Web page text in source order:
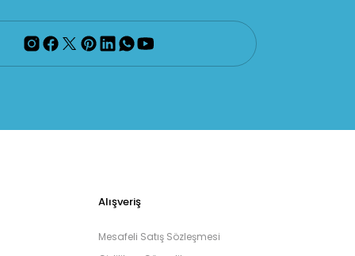
Alışveriş
Mesafeli Satış Sözleşmesi